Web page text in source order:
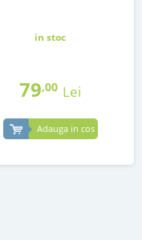
in stoc
79,00 Lei
Adauga in cos